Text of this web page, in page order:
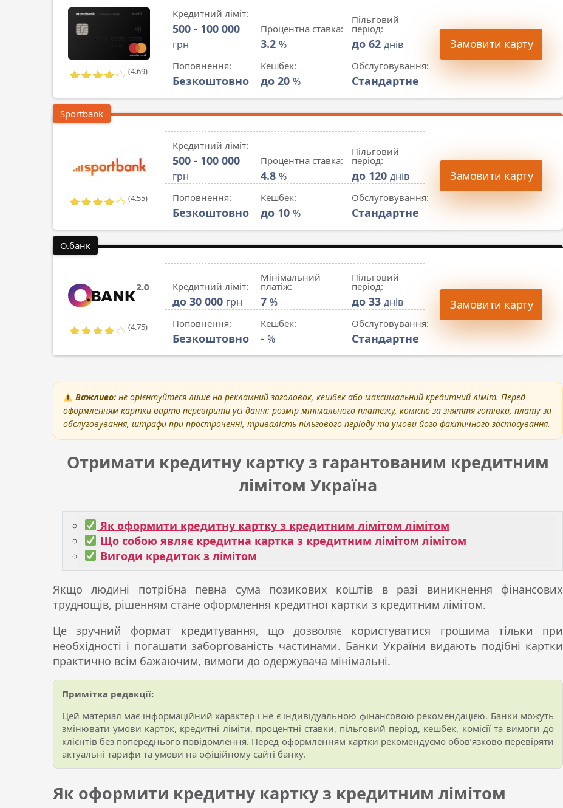
(4.69)
Кредитний ліміт:
500 - 100 000
грн
Процентна ставка:
3.2 %
Пільговий
період:
до 62 днів
Поповнення:
Безкоштовно
Кешбек:
до 20 %
Обслуговування:
Стандартне
Замовити карту
Sportbank
(4.55)
Кредитний ліміт:
500 - 100 000
грн
Процентна ставка:
4.8 %
Пільговий
період:
до 120 днів
Поповнення:
Безкоштовно
Кешбек:
до 10 %
Обслуговування:
Стандартне
Замовити карту
О.банк
(4.75)
Кредитний ліміт:
до 30 000 грн
Мінімальний
платіж:
7 %
Пільговий
період:
до 33 днів
Поповнення:
Безкоштовно
Кешбек:
- %
Обслуговування:
Стандартне
Замовити карту
Важливо:не орієнтуйтеся лише на рекламний заголовок, кешбек або максимальний кредитний ліміт. Перед
оформленням картки варто перевірити усі данні: розмір мінімального платежу, комісію за зняття готівки, плату за
обслуговування, штрафи при простроченні, тривалість пільгового періоду та умови його фактичного застосування.
Отримати кредитну картку з гарантованим кредитним
лімітом Україна
Як оформити кредитну картку з кредитним лімітом лімітом
Що собою являє кредитна картка з кредитним лімітом лімітом
Вигоди кредиток з лімітом
Якщо людині потрібна певна сума позикових коштів в разі виникнення фінансових
труднощів, рішенням стане оформлення кредитної картки з кредитним лімітом.
Це зручний формат кредитування, що дозволяє користуватися грошима тільки при
необхідності і погашати заборгованість частинами. Банки України видають подібні картки
практично всім бажаючим, вимоги до одержувача мінімальні.
Примітка редакції:
Цей матеріал має інформаційний характер і не є індивідуальною фінансовою рекомендацією. Банки можуть
змінювати умови карток, кредитні ліміти, процентні ставки, пільговий період, кешбек, комісії та вимоги до
клієнтів без попереднього повідомлення. Перед оформленням картки рекомендуємо обов’язково перевіряти
актуальні тарифи та умови на офіційному сайті банку.
Як оформити кредитну картку з кредитним лімітом